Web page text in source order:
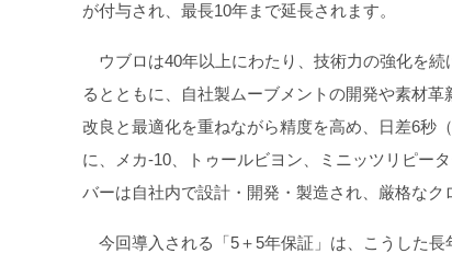
が付与され、最長10年まで延長されます。
ウブロは40年以上にわたり、技術力の強化を
るとともに、自社製ムーブメントの開発や素材
改良と最適化を重ねながら精度を高め、日差6秒
に、メカ-10、トゥールビヨン、ミニッツリピー
バーは自社内で設計・開発・製造され、厳格なク
今回導入される「5＋5年保証」は、こうした長